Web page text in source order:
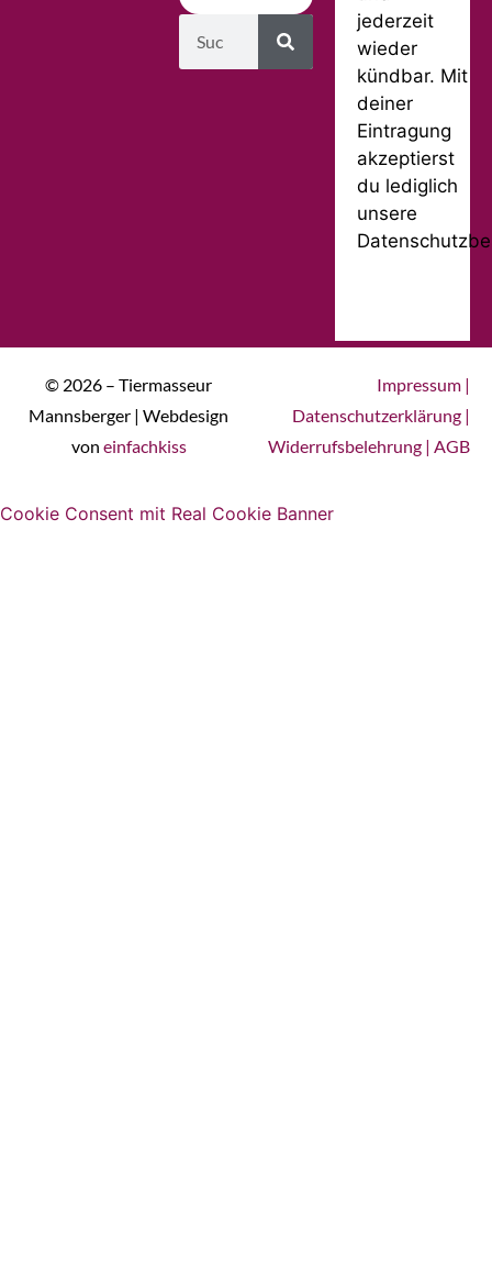
jederzeit
wieder
kündbar. Mit
deiner
Eintragung
akzeptierst
du lediglich
unsere
© 2026 – Tiermasseur
Mannsberger | Webdesign
von einfachkiss
Impressum |
Datenschutzerklärung |
Widerrufsbelehrung | AGB
Cookie Consent mit Real Cookie Banner